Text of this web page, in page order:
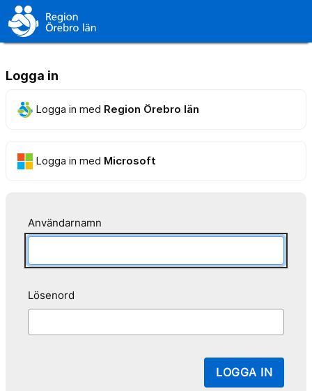
Logga in
Logga in med Region Örebro län
Logga in med Microsoft
Användarnamn
Lösenord
LOGGA IN